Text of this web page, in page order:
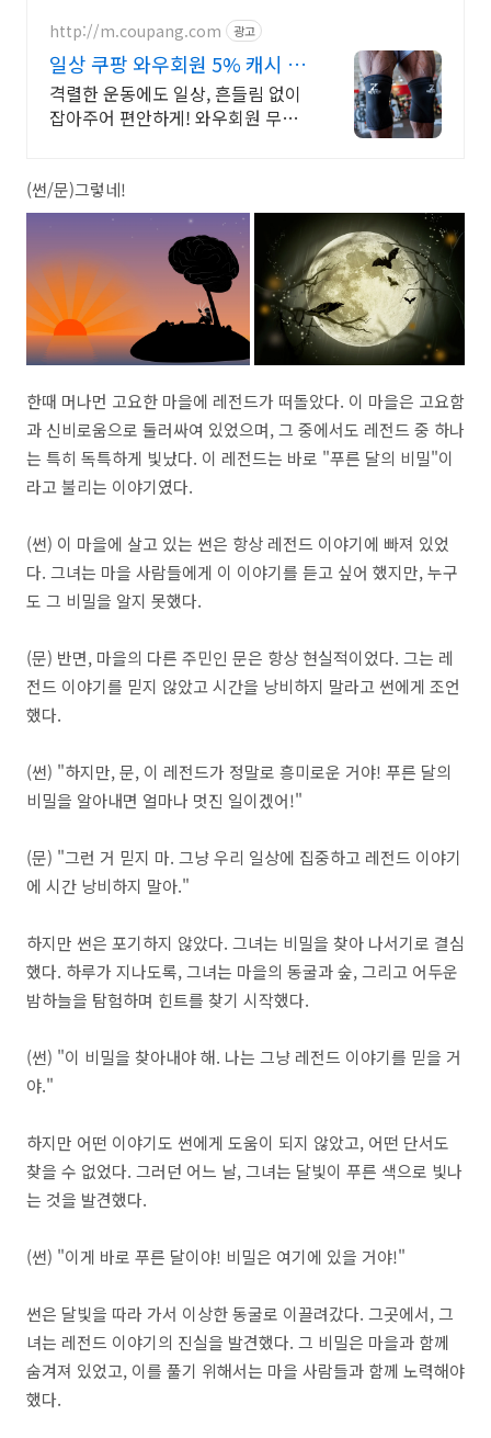
http://m.coupang.com 광고
일상 쿠팡 와우회원 5% 캐시 적
립
격렬한 운동에도 일상, 흔들림 없이
잡아주어 편안하게! 와우회원 무료
료 반품.
(썬/문)그렇네!
한때 머나먼 고요한 마을에 레전드가 떠돌았다. 이 마을은 고요함
과 신비로움으로 둘러싸여 있었으며, 그 중에서도 레전드 중 하나
는 특히 독특하게 빛났다. 이 레전드는 바로 "푸른 달의 비밀"이
라고 불리는 이야기였다.
(썬) 이 마을에 살고 있는 썬은 항상 레전드 이야기에 빠져 있었
다. 그녀는 마을 사람들에게 이 이야기를 듣고 싶어 했지만, 누구
도 그 비밀을 알지 못했다.
(문) 반면, 마을의 다른 주민인 문은 항상 현실적이었다. 그는 레
전드 이야기를 믿지 않았고 시간을 낭비하지 말라고 썬에게 조언
했다.
(썬) "하지만, 문, 이 레전드가 정말로 흥미로운 거야! 푸른 달의
비밀을 알아내면 얼마나 멋진 일이겠어!"
(문) "그런 거 믿지 마. 그냥 우리 일상에 집중하고 레전드 이야기
에 시간 낭비하지 말아."
하지만 썬은 포기하지 않았다. 그녀는 비밀을 찾아 나서기로 결심
했다. 하루가 지나도록, 그녀는 마을의 동굴과 숲, 그리고 어두운
밤하늘을 탐험하며 힌트를 찾기 시작했다.
(썬) "이 비밀을 찾아내야 해. 나는 그냥 레전드 이야기를 믿을 거
야."
하지만 어떤 이야기도 썬에게 도움이 되지 않았고, 어떤 단서도
찾을 수 없었다. 그러던 어느 날, 그녀는 달빛이 푸른 색으로 빛나
는 것을 발견했다.
(썬) "이게 바로 푸른 달이야! 비밀은 여기에 있을 거야!"
썬은 달빛을 따라 가서 이상한 동굴로 이끌려갔다. 그곳에서, 그
녀는 레전드 이야기의 진실을 발견했다. 그 비밀은 마을과 함께
숨겨져 있었고, 이를 풀기 위해서는 마을 사람들과 함께 노력해야
했다.